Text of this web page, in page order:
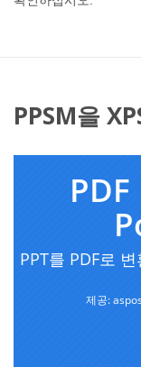
PPSM을